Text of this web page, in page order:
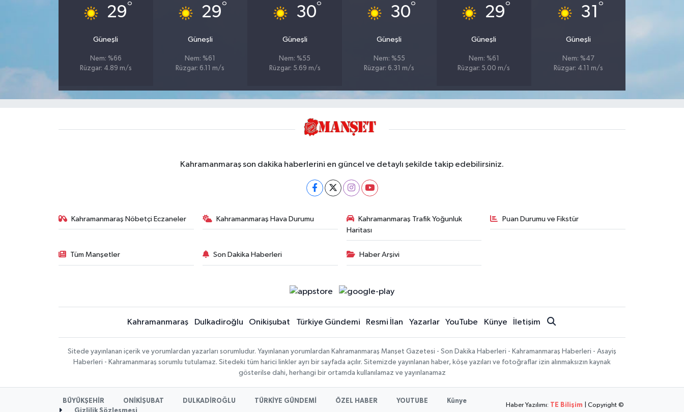
29°
Güneşli
Nem: %66
Rüzgar: 4.89 m/s
29°
Güneşli
Nem: %61
Rüzgar: 6.11 m/s
30°
Güneşli
Nem: %55
Rüzgar: 5.69 m/s
30°
Güneşli
Nem: %55
Rüzgar: 6.31 m/s
29°
Güneşli
Nem: %61
Rüzgar: 5.00 m/s
31 °
Güneşli
Nem: %47
Rüzgar: 4.11 m/s
Kahramanmaraş son dakika haberlerini en güncel ve detaylı şekilde takip edebilirsiniz.
Kahramanmaraş Nöbetçi Eczaneler Kahramanmaraş Hava Durumu
Kahramanmaraş Trafik Yoğunluk
Haritası
Puan Durumu ve Fikstür
Tüm Manşetler Son Dakika Haberleri Haber Arşivi
Kahramanmaraş Dulkadiroğlu Onikişubat Türkiye Gündemi Resmi İlan Yazarlar YouTube Künye İletişim
Sitede yayınlanan içerik ve yorumlardan yazarları sorumludur. Yayınlanan yorumlardan Kahramanmaraş Manşet Gazetesi - Son Dakika Haberleri - Kahramanmaraş Haberleri - Asayiş
Haberleri - Kahramanmaraş sorumlu tutulamaz. Sitedeki tüm harici linkler ayrı bir sayfada açılır. Sitemizde yayınlanan haber, köşe yazıları ve fotoğraflar izin alınmaksızın kaynak
gösterilse dahi, herhangi bir ortamda kullanılamaz ve yayınlanamaz
BÜYÜKŞEHİR ONİKİŞUBAT DULKADİROĞLU TÜRKİYE GÜNDEMİ ÖZEL HABER YOUTUBE
Künye
Gizlilik Sözleşmesi
Haber Yazılımı: TE Bilişim
| Copyright ©